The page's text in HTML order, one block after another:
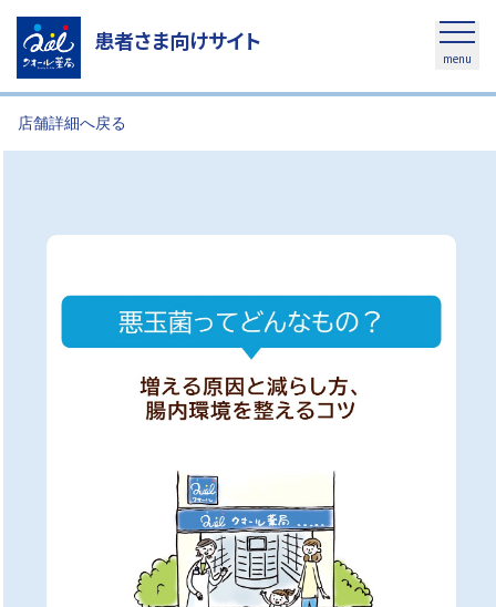
患者さま向けサイト
menu
店舗詳細へ戻る